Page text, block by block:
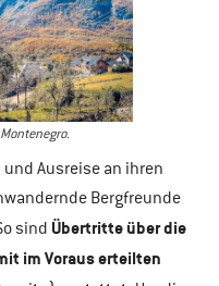
Ausreise an ihren
Bergfreunde
sind Übertritteüber die
im Voraus erteilten